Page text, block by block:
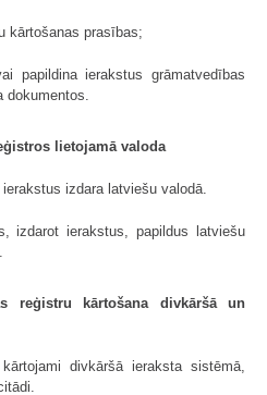
kārtošanas prasības;
papildina ierakstus grāmatvedības
dokumentos.
lietojamā valoda
izdara latviešu valodā.
izdarot ierakstus, papildus latviešu
reģistru kārtošana divkāršā un
divkāršā ieraksta sistēmā,